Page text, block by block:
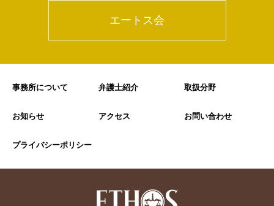
エートス会
事務所について 弁護士紹介 取扱分野
お知らせ アクセス お問い合わせ
プライバシーポリシー